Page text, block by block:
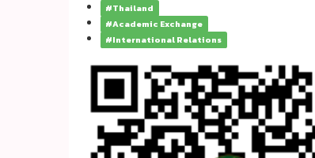
#Thailand
#Academic Exchange
#International Relations